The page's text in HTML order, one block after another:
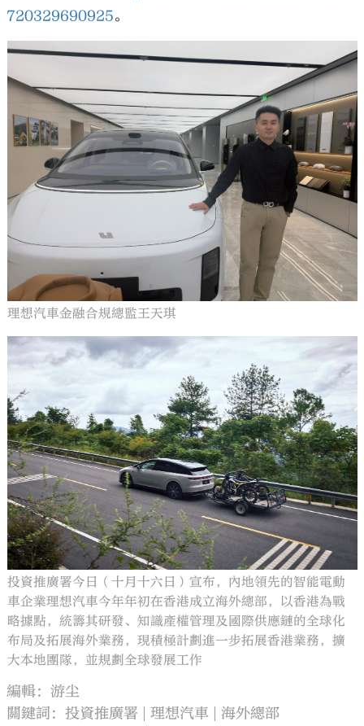
720329690925。
理想汽車金融合規總監王天琪
投資推廣署今日（十月十六日）宣布，內地領先的智能電動
車企業理想汽車今年年初在香港成立海外總部，以香港為戰
略據點，統籌其研發、知識產權管理及國際供應鏈的全球化
布局及拓展海外業務，現積極計劃進一步拓展香港業務，擴
大本地團隊，並規劃全球發展工作
編輯：游尘
關鍵詞：投資推廣署 理想汽車 海外總部